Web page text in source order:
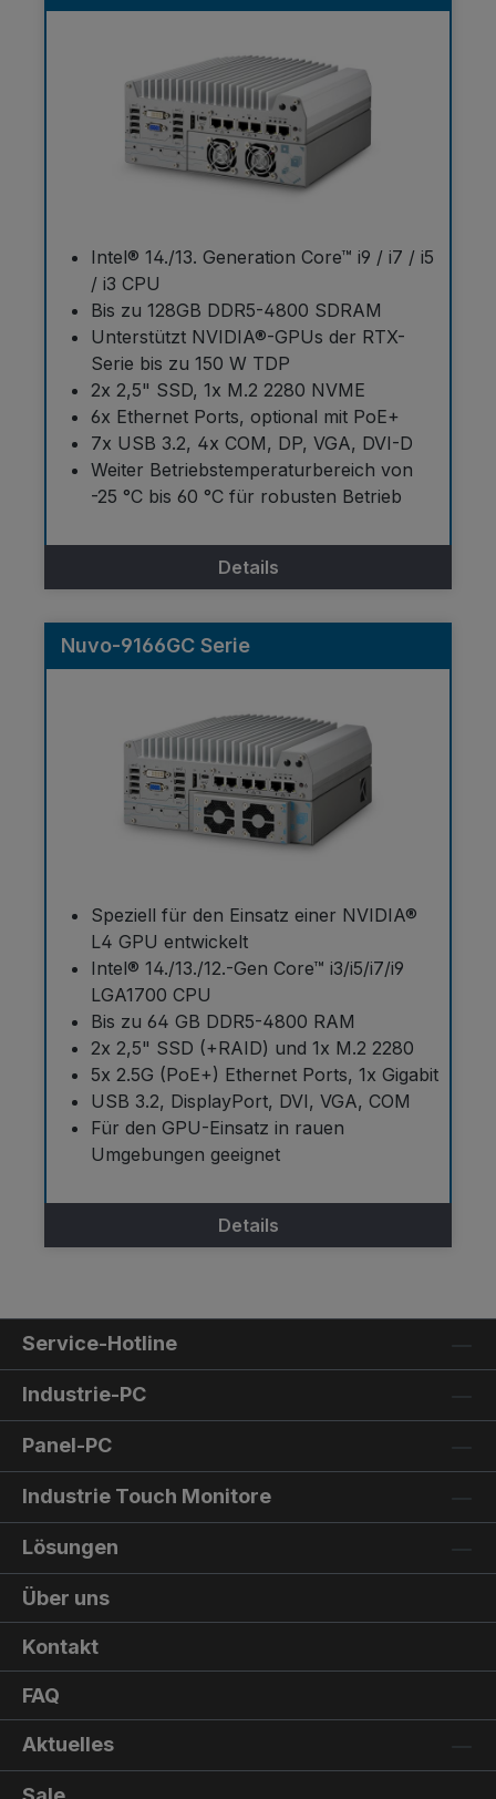
Intel® 14./13. Generation Core™ i9 / i7 / i5
/ i3 CPU
Bis zu 128GB DDR5-4800 SDRAM
Unterstützt NVIDIA®-GPUs der RTX-
Serie bis zu 150 W TDP
2x 2,5" SSD, 1x M.2 2280 NVME
6x Ethernet Ports, optional mit PoE+
7x USB 3.2, 4x COM, DP, VGA, DVI-D
Weiter Betriebstemperaturbereich von
-25 °C bis 60 °C für robusten Betrieb
Details
Nuvo-9166GC Serie
Speziell für den Einsatz einer NVIDIA®
L4 GPU entwickelt
Intel® 14./13./12.-Gen Core™ i3/i5/i7/i9
LGA1700 CPU
Bis zu 64 GB DDR5-4800 RAM
2x 2,5" SSD (+RAID) und 1x M.2 2280
5x 2.5G (PoE+) Ethernet Ports, 1x Gigabit
USB 3.2, DisplayPort, DVI, VGA, COM
Für den GPU-Einsatz in rauen
Umgebungen geeignet
Details
Service-Hotline
Industrie-PC
Panel-PC
Industrie Touch Monitore
Lösungen
Über uns
Kontakt
FAQ
Aktuelles